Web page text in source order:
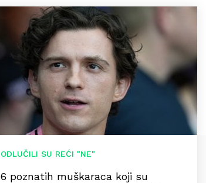
ODLUČILI SU REĆI "NE"
6 poznatih muškaraca koji su